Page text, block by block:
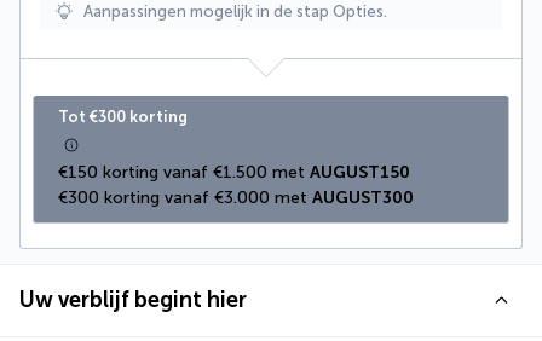
Aanpassingen mogelijk in de stap Opties.
Tot €300 korting
€150 korting vanaf €1.500 met AUGUST150
€300 korting vanaf €3.000 met AUGUST300
Uw verblijf begint hier